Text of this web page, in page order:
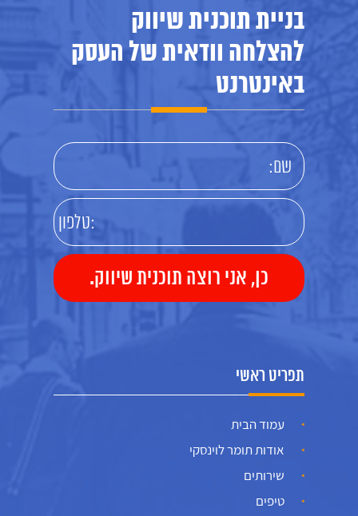
בניית תוכנית שיווק
להצלחה וודאית של העסק
באינטרנט
תפריט ראשי
עמוד הבית
אודות תומר לוינסקי
שירותים
טיפים